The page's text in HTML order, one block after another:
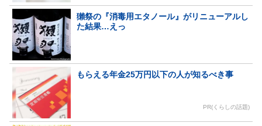
獺祭の『消毒用エタノール』がリニューアルし
た結果…えっ
もらえる年金25万円以下の人が知るべき事
PR(くらしの話題)